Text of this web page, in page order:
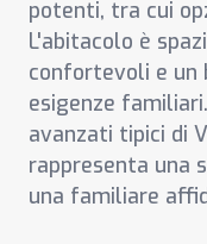
potenti, tra cui
L'abitacolo è
confortevoli e un
esigenze
avanzati tipici di
rappresenta una
una familiare